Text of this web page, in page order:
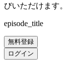
びいただけます。
episode_title
無料登録
ログイン